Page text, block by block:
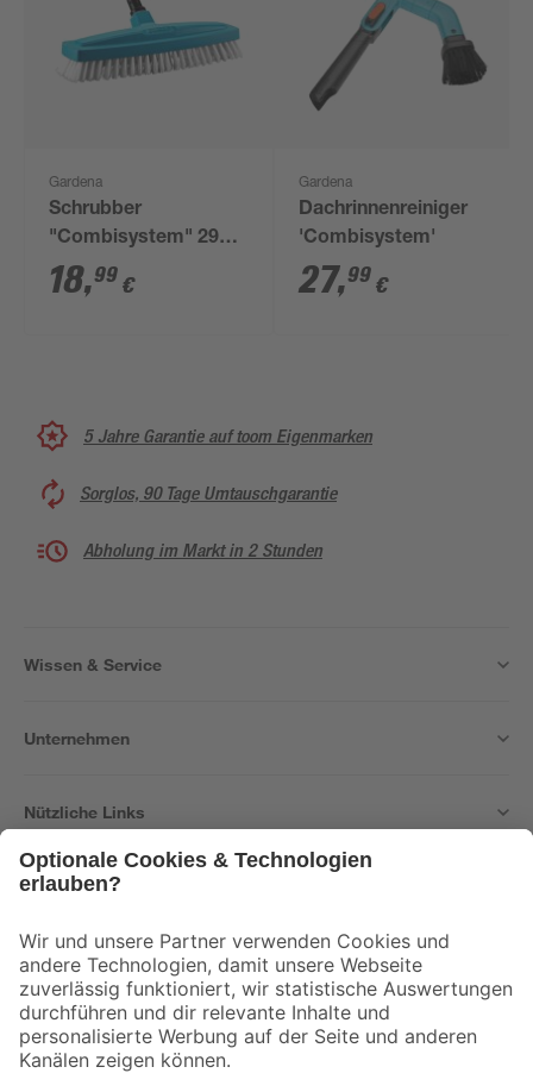
Gardena
Schrubber
"Combisystem" 29
cm
18,99 €
Gardena
Dachrinnenreiniger
'Combisystem'
27,99 €
5 Jahre Garantie auf toom Eigenmarken
Sorglos, 90 Tage Umtauschgarantie
Abholung im Markt in 2 Stunden
Wissen & Service
Unternehmen
Nützliche Links
Der toom Newsletter: Keine Angebote und Aktionen mehr verpassen!
Zur Newsletter Anmeldung
Folge uns